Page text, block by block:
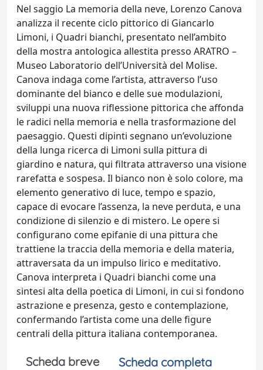
Nel saggio La memoria della neve, Lorenzo Canova
analizza il recente ciclo pittorico di Giancarlo
Limoni, i Quadri bianchi, presentato nell’ambito
della mostra antologica allestita presso ARATRO –
Museo Laboratorio dell’Università del Molise.
Canova indaga come l’artista, attraverso l’uso
dominante del bianco e delle sue modulazioni,
sviluppi una nuova riflessione pittorica che affonda
le radici nella memoria e nella trasformazione del
paesaggio. Questi dipinti segnano un’evoluzione
della lunga ricerca di Limoni sulla pittura di
giardino e natura, qui filtrata attraverso una visione
rarefatta e sospesa. Il bianco non è solo colore, ma
elemento generativo di luce, tempo e spazio,
capace di evocare l’assenza, la neve perduta, e una
condizione di silenzio e di mistero. Le opere si
configurano come epifanie di una pittura che
trattiene la traccia della memoria e della materia,
attraversata da un impulso lirico e meditativo.
Canova interpreta i Quadri bianchi come una
sintesi alta della poetica di Limoni, in cui si fondono
astrazione e presenza, gesto e contemplazione,
confermando l’artista come una delle figure
centrali della pittura italiana contemporanea.
Scheda breve
Scheda completa